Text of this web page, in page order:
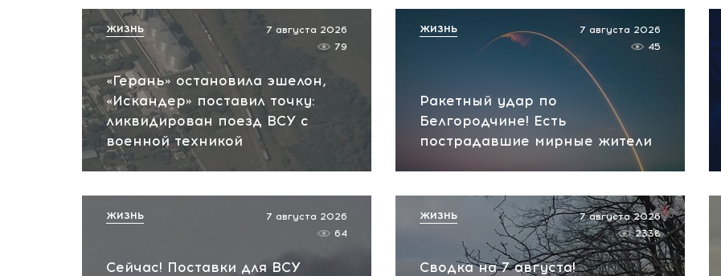
«Герань» остановила эшелон,
«Искандер» поставил точку:
ликвидирован поезд ВСУ с
военной техникой
7 августа 2026
79
ЖИЗНЬ
Ракетный удар по
Белгородчине! Есть
пострадавшие мирные жители
7 августа 2026
45
ЖИЗНЬ
Сейчас! Поставки для ВСУ
7 августа 2026
64
ЖИЗНЬ
Сводка на 7 августа!
7 августа 2026
2338
ЖИЗНЬ